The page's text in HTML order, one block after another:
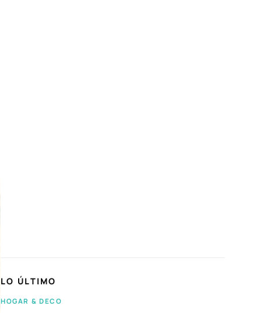
LO ÚLTIMO
HOGAR & DECO